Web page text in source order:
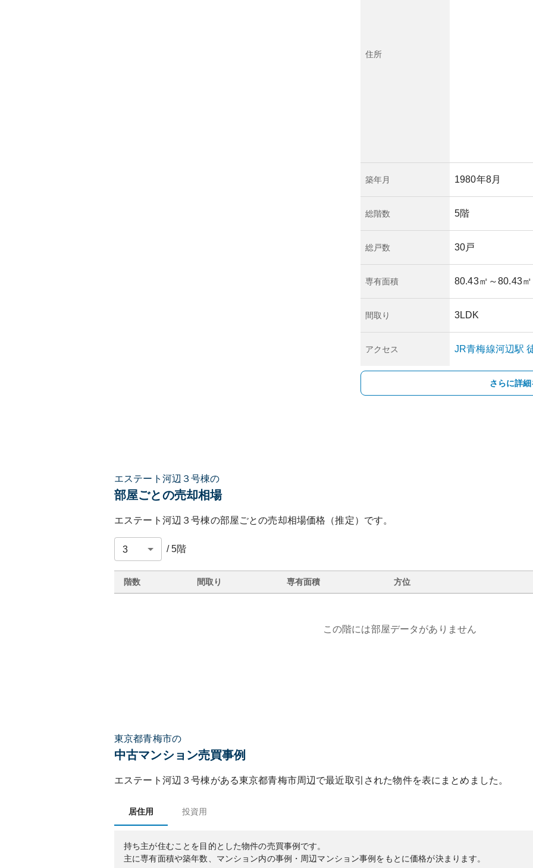
住所
築年月 1980年8月
総階数 5階
総戸数 30戸
専有面積 80.43㎡ ～80.43㎡
間取り 3LDK
アクセス JR青梅線河辺駅
さらに詳
エステート河辺３号棟の
部屋ごとの売却相場
エステート河辺３号棟の部屋ごとの売却相場価格（推定）です。
/5階
階数 間取り 専有面積 方位
この階には部屋データがありません
東京都青梅市の
中古マンション売買事例
エステート河辺３号棟がある東京都青梅市周辺で最近取引された物件を表にまとめました。
居住用 投資用
持ち主が住むことを目的とした物件の売買事例です。
主に専有面積や築年数、マンション内の事例・周辺マンション事例をもとに価格が決まります。